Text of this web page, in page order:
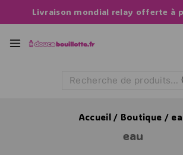
Livraison mondial relay offerte à
Accueil / Boutique /
eau